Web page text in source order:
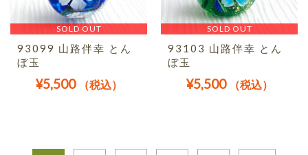
SOLD OUT
93099 山路伴幸 とん
ぼ玉
¥5,500 （税込）
SOLD OUT
93103 山路伴幸 とん
ぼ玉
¥5,500 （税込）